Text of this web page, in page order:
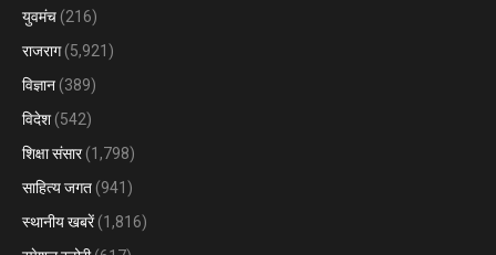
युवमंच (216)
राजराग(5,921)
विज्ञान (389)
विदेश (542)
शिक्षा संसार(1,798)
साहित्य जगत (941)
स्थानीय खबरें(1,816)